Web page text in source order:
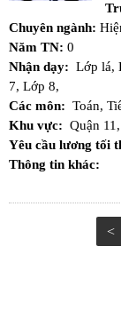
Chuyên ngành:
Năm TN: 0
Nhận dạy: Lớp lá,
7, Lớp 8,
Các môn: Toán,
Khu vực: Quận 11,
Yêu cầu lương tối
Thông tin khác:
<